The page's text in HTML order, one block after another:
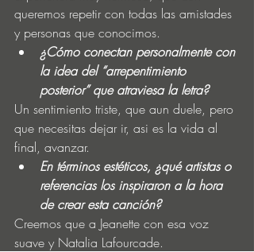
queremos repetir con todas las amistades
y personas que conocimos.
¿Cómo conectan personalmente con
la idea del “arrepentimiento
posterior” que atraviesa la letra?
Un sentimiento triste, que aun duele, pero
que necesitas dejar ir, asi es la vida al
final, avanzar.
En términos estéticos, ¿qué artistas o
referencias los inspiraron a la hora
de crear esta canción?
Creemos que a Jeanette con esa voz
suave y Natalia Lafourcade.